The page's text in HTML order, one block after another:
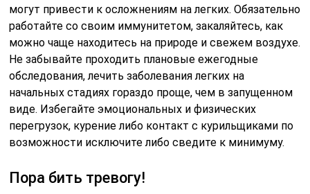
могут привести к осложнениям на легких. Обязательно
работайте со своим иммунитетом, закаляйтесь, как
можно чаще находитесь на природе и свежем воздухе.
Не забывайте проходить плановые ежегодные
обследования, лечить заболевания легких на
начальных стадиях гораздо проще, чем в запущенном
виде. Избегайте эмоциональных и физических
перегрузок, курение либо контакт с курильщиками по
возможности исключите либо сведите к минимуму.
Пора бить тревогу!